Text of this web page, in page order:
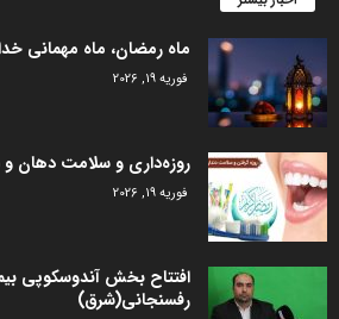
ماه رمضان، ماه مهمانی
فوریه 19, 2026
روزه‌داری و سلامت دهان و
فوریه 19, 2026
افتتاح بخش آندوسکوپی
رفسنجانی(شرق)